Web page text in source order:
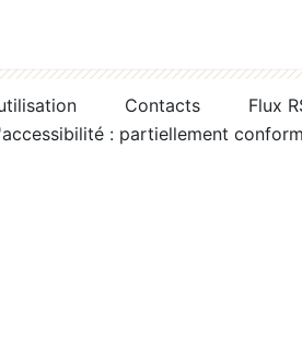
Contacts
Flux
: partiellement